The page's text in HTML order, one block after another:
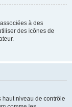
à des
des icônes de
haut niveau de contrôle